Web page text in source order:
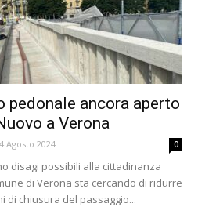
pedonale ancora aperto
a Verona
Agosto 2024 0
disagi possibili alla cittadinanza
di Verona sta cercando di ridurre
di chiusura del passaggio...